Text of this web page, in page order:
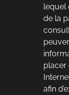
lequel
de la
placer
afin